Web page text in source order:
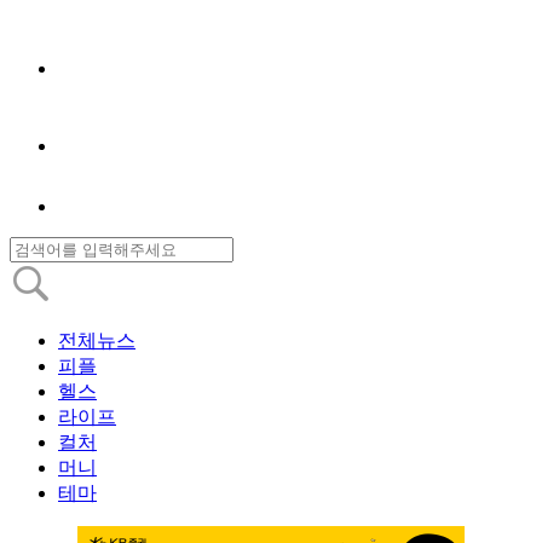
전체뉴스
피플
헬스
라이프
컬처
머니
테마